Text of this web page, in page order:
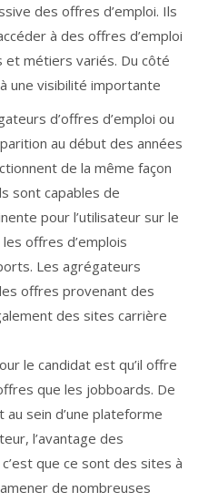
des offres d’emploi. Ils
à des offres d’emploi
et métiers variés. Du côté
une visibilité importante
d’offres d’emploi ou
au début des années
de la même façon
sont capables de
pour l’utilisateur sur le
offres d’emplois
Les agrégateurs
offres provenant des
des sites carrière
le candidat est qu’il offre
que les jobboards. De
sein d’une plateforme
l’avantage des
que ce sont des sites à
de nombreuses